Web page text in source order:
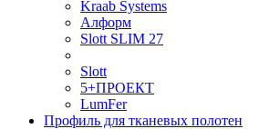
Kraab Systems
Алформ
Slott SLIM 27
Slott
5+ПРОЕКТ
LumFer
Профиль для тканевых полотен